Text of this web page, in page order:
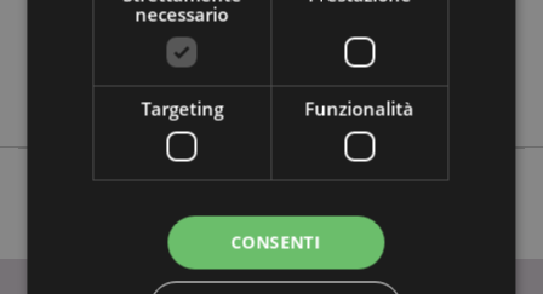
No
L'Originale Stormtrooper
necessario
Targeting Funzionalità
CONSENTI